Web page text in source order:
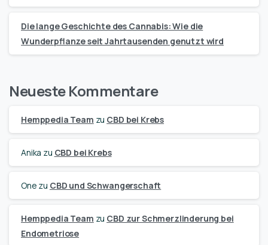
Die lange Geschichte des Cannabis: Wie die
Wunderpflanze seit Jahrtausenden genutzt wird
Neueste Kommentare
Hemppedia Team zu CBD bei Krebs
Anika zu CBD bei Krebs
One zu CBD und Schwangerschaft
Hemppedia Team zu CBD zur Schmerzlinderung bei
Endometriose